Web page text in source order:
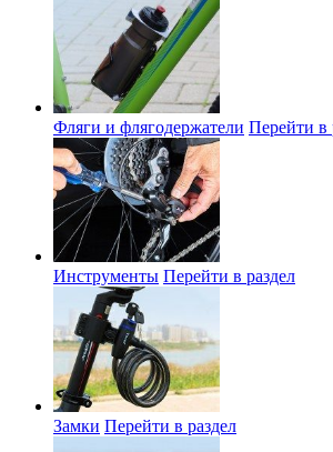
Фляги и флягодержатели Перейти в
Инструменты Перейти в раздел
Замки Перейти в раздел